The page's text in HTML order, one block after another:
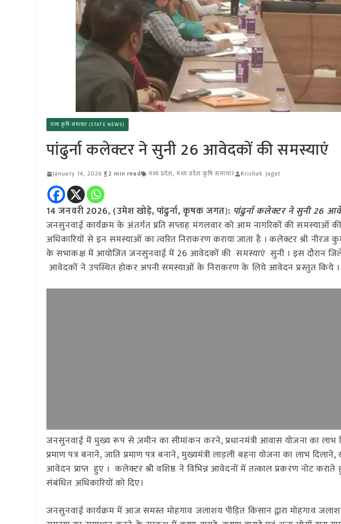
राज्य कृषि समाचार (STATE NEWS)
पांढुर्ना कलेक्टर ने सुनी 26 आवेदकों की समस्याएं
January 14, 2026 2 min read मध्य प्रदेश,मध्य प्रदेश कृषि समाचार Krishak Jagat
14 जनवरी2026,(उमेश खोड़े, पांढुर्ना, कृषक जगत): पांढुर्ना कलेक्टर ने सुनी 26
जनसुनवाई कार्यक्रम के अंतर्गत प्रति सप्ताह मंगलवार को आम नागरिकों की समस्याओं
अधिकारियों से इन समस्याओं का त्वरित निराकरण कराया जाता है । कलेक्टर श्री नीरज
के सभाकक्ष में आयोजित जनसुनवाई में 26 आवेदकों की समस्याएं सुनी । इस दौरान
आवेदकों ने उपस्थित होकर अपनी समस्याओं के निराकरण के लिये आवेदन प्रस्तुत किये ।
जनसुनवाई में मुख्य रूप से ज़मीन का सीमांकन करने, प्रधानमंत्री आवास योजना का लाभ
प्रमाण पत्र बनाने, जाति प्रमाण पत्र बनाने, मुख्यमंत्री लाड़ली बहना योजना का लाभ
आवेदन प्राप्त हुए । कलेक्टर श्री वशिष्ठ ने विभिन्न आवेदनों में तत्काल प्रकरण नोट
संबंधित अधिकारियों को दिए।
जनसुनवाई कार्यक्रम में आज समस्त मोहगाव जलाशय पीड़ित किसान द्वारा मोहगाव